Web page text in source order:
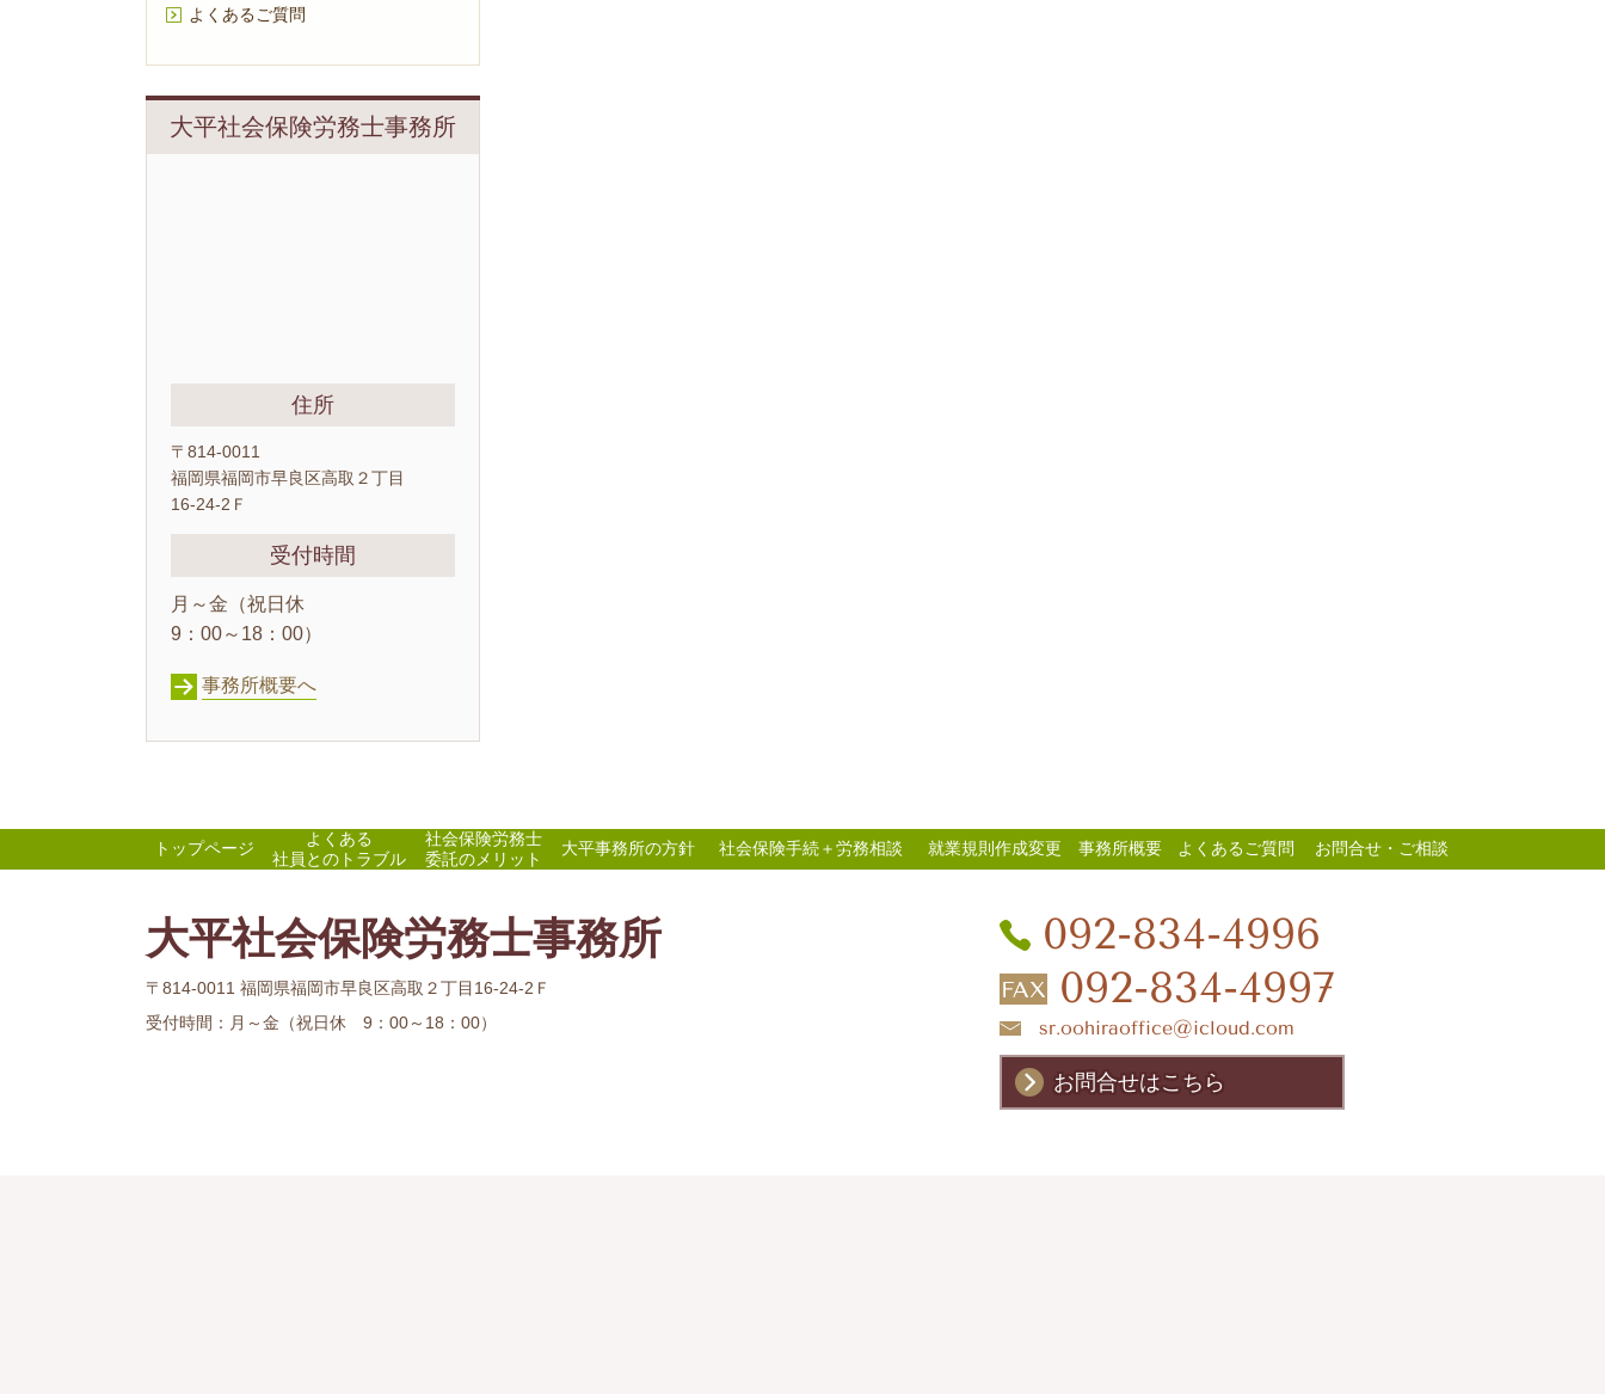
よくあるご質問
大平社会保険労務士事務所
住所
〒814-0011
福岡県福岡市早良区高取２丁目
16-24-2Ｆ
受付時間
月～金（祝日休
9：00～18：00）
事務所概要へ
トップページ
よくある
社員とのトラブル
社会保険労務士
委託のメリット
大平事務所の方針 社会保険手続＋労務相談 就業規則作成変更 事務所概要 よくあるご質問 お問合せ・ご相談
大平社会保険労務士事務所
〒814-0011 福岡県福岡市早良区高取２丁目16-24-2Ｆ
受付時間： 月～金（祝日休 9：00～18：00）
092-834-4996
092-834-4997
sr.oohiraoffice@icloud.com
お問合せはこちら